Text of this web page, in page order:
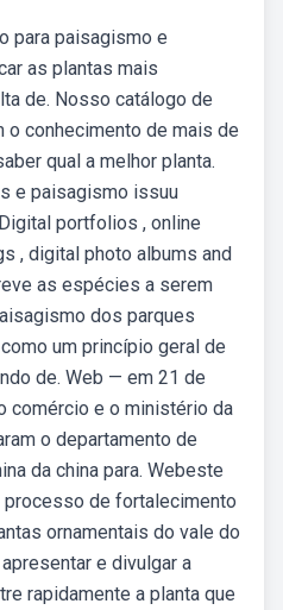
para paisagismo e
as plantas mais
de. Nosso catálogo de
conhecimento de mais de
qual a melhor planta.
e paisagismo issuu
portfolios , online
, digital photo albums and
as espécies a serem
dos parques
um princípio geral de
de. Web — em 21 de
comércio e o ministério da
o departamento de
da china para. Webeste
de fortalecimento
ornamentais do vale do
e divulgar a
rapidamente a planta que